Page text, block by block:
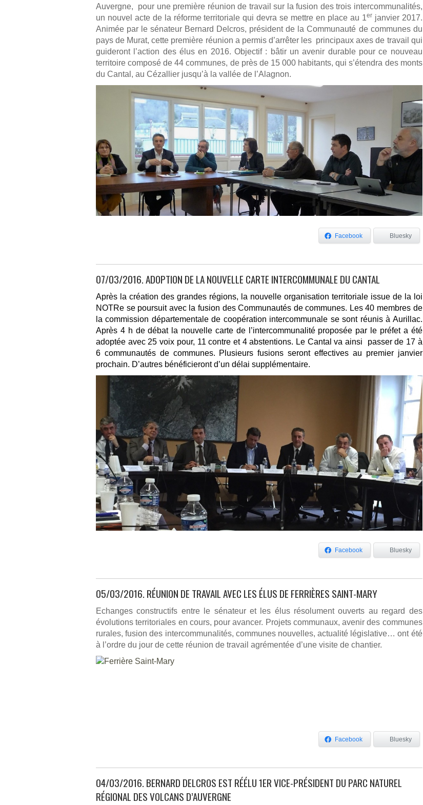
Auvergne, pour une première réunion de travail sur la fusion des trois intercommunalités,
un nouvel acte de la réforme territoriale qui devra se mettre en place au 1er janvier 2017.
Animée par le sénateur Bernard Delcros, président de la Communauté de communes du
pays de Murat, cette première réunion a permis d’arrêter les principaux axes de travail qui
guideront l’action des élus en 2016. Objectif : bâtir un avenir durable pour ce nouveau
territoire composé de 44 communes, de près de 15 000 habitants, qui s’étendra des monts
du Cantal, au Cézallier jusqu’à la vallée de l’Alagnon.
Facebook Bluesky
07/03/2016. ADOPTION DE LA NOUVELLE CARTE INTERCOMMUNALE DU CANTAL
Après la création des grandes régions, la nouvelle organisation territoriale issue de la loi
NOTRe se poursuit avec la fusion des Communautés de communes. Les 40 membres de
la commission départementale de coopération intercommunale se sont réunis à Aurillac.
Après 4 h de débat la nouvelle carte de l’intercommunalité proposée par le préfet a été
adoptée avec 25 voix pour, 11 contre et 4 abstentions. Le Cantal va ainsi passer de 17 à
6 communautés de communes. Plusieurs fusions seront effectives au premier janvier
prochain. D’autres bénéficieront d’un délai supplémentaire.
Facebook Bluesky
05/03/2016. RÉUNION DE TRAVAIL AVEC LES ÉLUS DE FERRIÈRES SAINT-MARY
Echanges constructifs entre le sénateur et les élus résolument ouverts au regard des
évolutions territoriales en cours, pour avancer. Projets communaux, avenir des communes
rurales, fusion des intercommunalités, communes nouvelles, actualité législative… ont été
à l’ordre du jour de cette réunion de travail agrémentée d’une visite de chantier.
Facebook Bluesky
04/03/2016. BERNARD DELCROS EST RÉÉLU 1ER VICE-PRÉSIDENT DU PARC NATUREL
RÉGIONAL DES VOLCANS D’AUVERGNE